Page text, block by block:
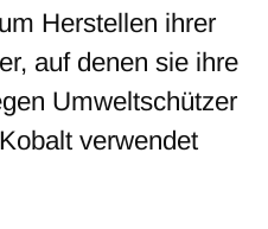
Herstellen ihrer
auf denen sie ihre
Umweltschützer
verwendet